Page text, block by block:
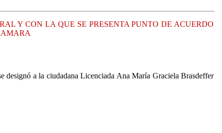
Y CON LA QUE SE PRESENTA PUNTO DE ACUERDO
designó a la ciudadana Licenciada Ana María Graciela Brasdeffer